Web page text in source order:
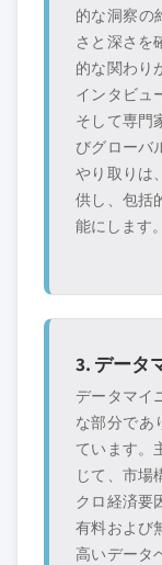
的な洞察の
さと深さを
的な関わり
インタビュ
そして専門
びグローバ
やり取りは
供し、包括
能にします。
3. データ
データマイ
な部分であ
ています。
じて、市場
クロ経済要
有料および
高いデータ